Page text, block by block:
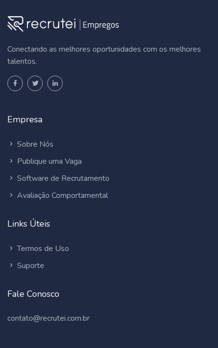
Conectando as melhores oportunidades com os melhores
talentos.
Empresa
Sobre Nós
Publique uma Vaga
Software de Recrutamento
Avaliação Comportamental
Links Úteis
Termos de Uso
Suporte
Fale Conosco
contato@recrutei.com.br